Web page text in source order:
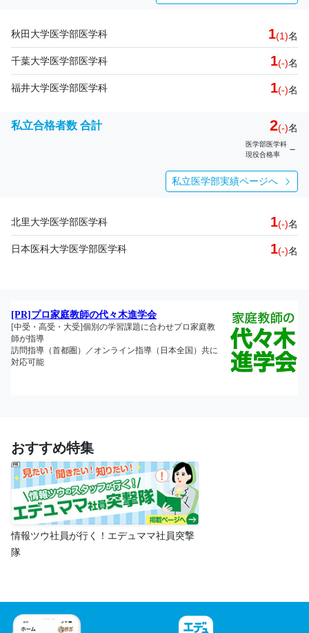
秋田大学医学部医学科 1(1)名
千葉大学医学部医学科 1(-)名
福井大学医学部医学科 1(-)名
私立合格者数 合計 2(-)名
医学部医学科
現役合格率
－
私立医学部実績ページへ
北里大学医学部医学科 1(-)名
日本医科大学医学部医学科 1(-)名
おすすめ特集
情報ツウ社員が行く！エデュママ社員突撃
隊